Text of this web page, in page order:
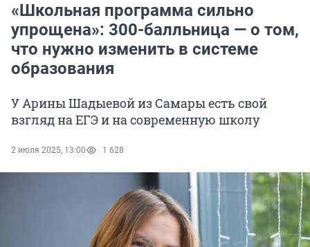
«Школьная программа сильно
упрощена»: 300-балльница — о том,
что нужно изменить в системе
образования
У Арины Шадыевой из Самары есть свой
взгляд на ЕГЭ и на современную школу
2 июля 2025, 13:00 1 628